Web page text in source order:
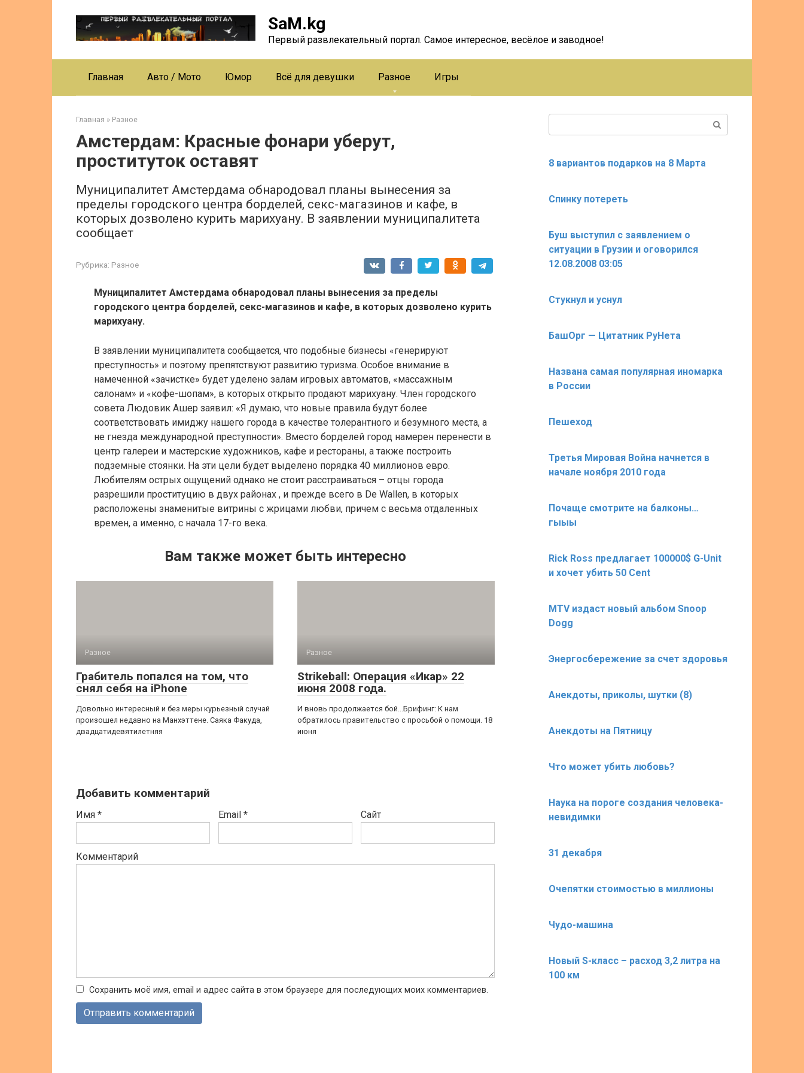
SaM.kg
Первый развлекательный портал. Самое интересное, весёлое и заводное!
Главная Авто / Мото Юмор Всё для девушки Разное Игры
Главная » Разное
Амстердам: Красные фонари уберут,
проституток оставят
Муниципалитет Амстердама обнародовал планы вынесения за
пределы городского центра борделей, секс-магазинов и кафе, в
которых дозволено курить марихуану. В заявлении муниципалитета
сообщает
Рубрика: Разное
Муниципалитет Амстердама обнародовал планы вынесения за пределы
городского центра борделей, секс-магазинов и кафе, в которых дозволено курить
марихуану.
В заявлении муниципалитета сообщается, что подобные бизнесы «генерируют
преступность» и поэтому препятствуют развитию туризма. Особое внимание в
намеченной «зачистке» будет уделено залам игровых автоматов, «массажным
салонам» и «кофе-шопам», в которых открыто продают марихуану. Член городского
совета Людовик Ашер заявил: «Я думаю, что новые правила будут более
соответствовать имиджу нашего города в качестве толерантного и безумного места, а
не гнезда международной преступности». Вместо борделей город намерен перенести в
центр галереи и мастерские художников, кафе и рестораны, а также построить
подземные стоянки. На эти цели будет выделено порядка 40 миллионов евро.
Любителям острых ощущений однако не стоит расстраиваться – отцы города
разрешили проституцию в двух районах , и прежде всего в De Wallen, в которых
расположены знаменитые витрины с жрицами любви, причем с весьма отдаленных
времен, а именно, с начала 17-го века.
Вам также может быть интересно
Разное
Грабитель попался на том, что
снял себя на iPhone
Довольно интересный и без меры курьезный случай
произошел недавно на Манхэттене. Саяка Факуда,
двадцатидевятилетняя
Разное
Strikeball: Операция «Икар» 22
июня 2008 года.
И вновь продолжается бой...Брифинг: К нам
обратилось правительство с просьбой о помощи. 18
июня
Добавить комментарий
Имя * Email * Сайт
Комментарий
Сохранить моё имя, email и адрес сайта в этом браузере для последующих моих комментариев.
8 вариантов подарков на 8 Марта
Спинку потереть
Буш выступил с заявлением о
ситуации в Грузии и оговорился
12.08.2008 03:05
Стукнул и уснул
БашОрг — Цитатник РуНета
Названа самая популярная иномарка
в России
Пешеход
Третья Мировая Война начнется в
начале ноября 2010 года
Почаще смотрите на балконы…
гыыы
Rick Ross предлагает 100000$ G-Unit
и хочет убить 50 Cent
MTV издаст новый альбом Snoop
Dogg
Энергосбережение за счет здоровья
Анекдоты, приколы, шутки (8)
Анекдоты на Пятницу
Что может убить любовь?
Наука на пороге создания человека-
невидимки
31 декабря
Очепятки стоимостью в миллионы
Чудо-машина
Новый S-класс – расход 3,2 литра на
100 км